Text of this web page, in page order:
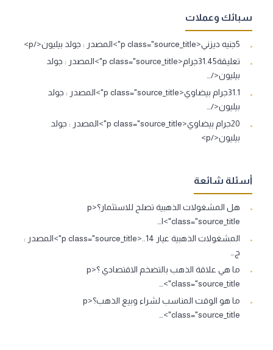
سبائك وعملات
5جنيه ديزني<p class="source_title">المصدر : جولد بيليون</p>
تعليقة31.45جرام<p class="source_title">المصدر : جولد
بيليون</…
31.1جرام بيضاوي<p class="source_title">المصدر : جولد
بيليون</…
20جرام بيضاوي<p class="source_title">المصدر : جولد
بيليون</p>
أسئلة شائعة
هل المشغولات الذهبية تصلح للاستثمار؟<p
class="source_title">ا…
المشغولات الذهبية عيار 14..<p class="source_title">المصدر :
ج…
ما هي علاقة الذهب بالتضخم الاقتصادي ؟<p
class="source_title">…
ما هو الوقت المناسب لشراء وبيع الذهب؟<p
class="source_title">…